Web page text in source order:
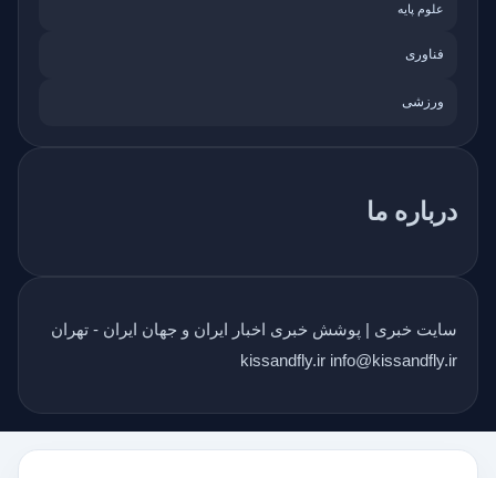
علوم پایه
فناوری
ورزشی
درباره ما
سایت خبری | پوشش خبری اخبار ایران و جهان ایران - تهران
kissandfly.ir info@kissandfly.ir